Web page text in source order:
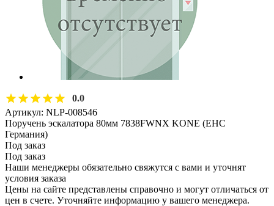
0.0
Артикул: NLP-008546
Поручень эскалатора 80мм 7838FWNX KONE (EHC
Германия)
Под заказ
Под заказ
Наши менеджеры обязательно свяжутся с вами и уточнят
условия заказа
Цены на сайте представлены справочно и могут отличаться от
цен в счете. Уточняйте информацию у вашего менеджера.